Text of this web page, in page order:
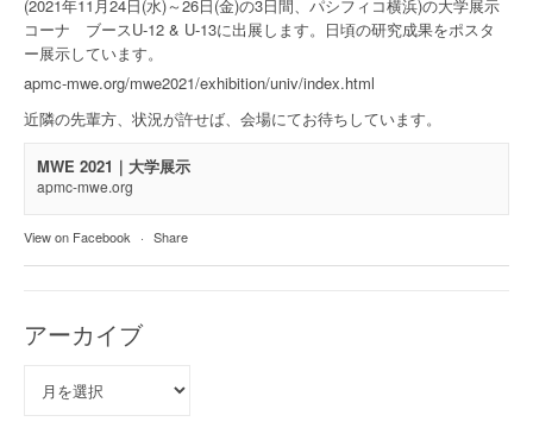
(2021年11月24日(水)～26日(金)の3日間、パシフィコ横浜)の大学展示
コーナ ブースU-12 & U-13に出展します。日頃の研究成果をポスタ
ー展示しています。
apmc-mwe.org/mwe2021/exhibition/univ/index.html
近隣の先輩方、状況が許せば、会場にてお待ちしています。
MWE 2021｜大学展示
apmc-mwe.org
View on Facebook · Share
アーカイブ